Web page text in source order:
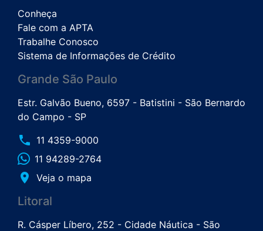
Conheça
Fale com a APTA
Trabalhe Conosco
Sistema de Informações de Crédito
Grande São Paulo
Estr. Galvão Bueno, 6597 - Batistini - São Bernardo
do Campo - SP
phone 11 4359-9000
11 94289-2764
place Veja o mapa
Litoral
R. Cásper Líbero, 252 - Cidade Náutica - São